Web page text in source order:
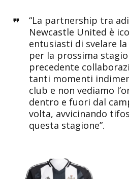
“La partnership tra
Newcastle United è
entusiasti di svelare
per la prossima
precedente
tanti momenti
club e non vediamo
dentro e fuori dal
volta, avvicinando
questa stagione”.